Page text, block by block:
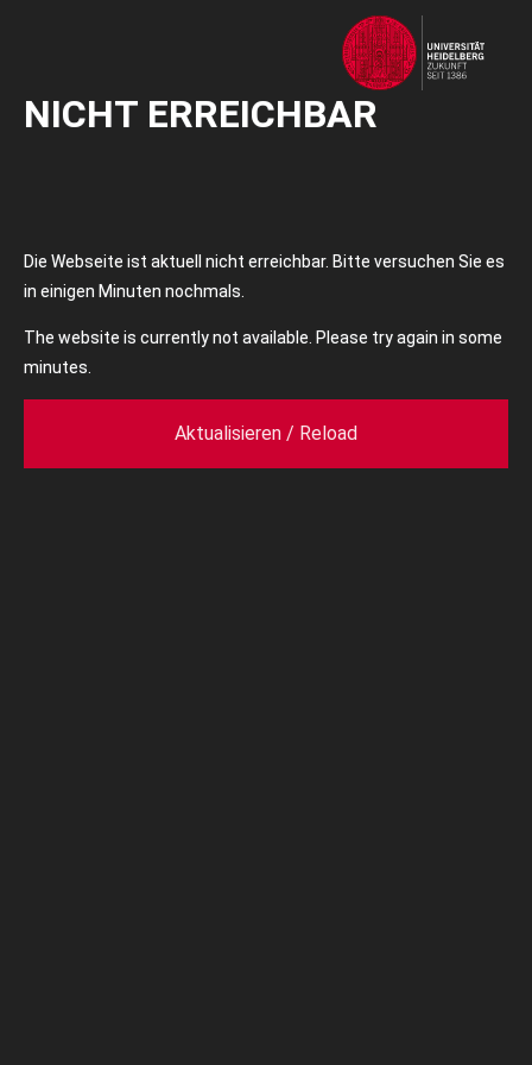
NICHT ERREICHBAR
Die Webseite ist aktuell nicht erreichbar. Bitte versuchen Sie es
in einigen Minuten nochmals.
The website is currently not available. Please try again in some
minutes.
Aktualisieren / Reload